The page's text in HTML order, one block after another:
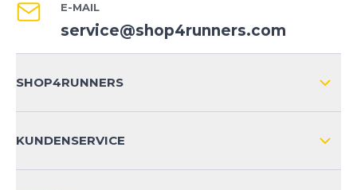
E-MAIL
service@shop4runners.com
SHOP4RUNNERS
KUNDENSERVICE